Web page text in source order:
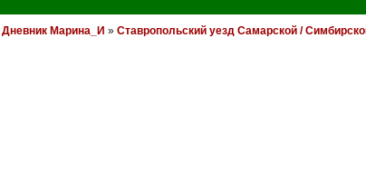
Дневник Марина_И » Ставропольский уезд Самарской /